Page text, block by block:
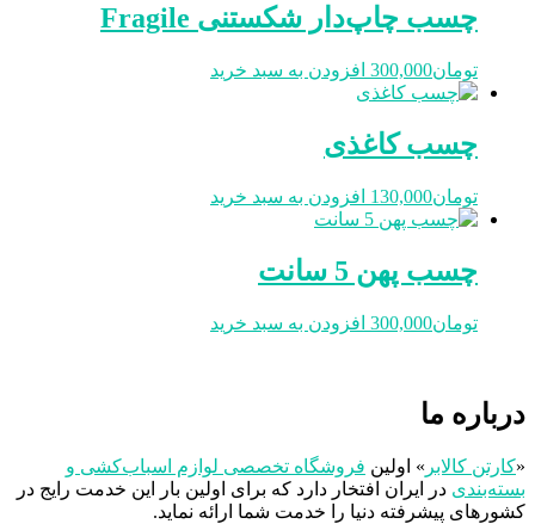
چسب چاپ‌دار شکستنی Fragile
تومان300,000 افزودن به سبد خرید
چسب کاغذی
تومان130,000 افزودن به سبد خرید
چسب پهن 5 سانت
تومان300,000 افزودن به سبد خرید
درباره ما
«کارتن کالابر » اولین فروشگاه تخصصی لوازم اسباب‌کشی و
بسته‌بندی در ایران افتخار دارد که برای اولین بار این خدمت رایج در
کشورهای پیشرفته دنیا را خدمت شما ارائه نماید.